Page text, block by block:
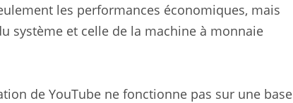
les performances économiques, mais
système et celle de la machine à monnaie
de YouTube ne fonctionne pas sur une base